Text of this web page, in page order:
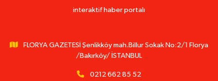
interaktif haber portalı
FLORYA GAZETESİ Şenlikköy mah.Billur Sokak No:2/1 Florya
/Bakırköy/ İSTANBUL
0212 662 85 52